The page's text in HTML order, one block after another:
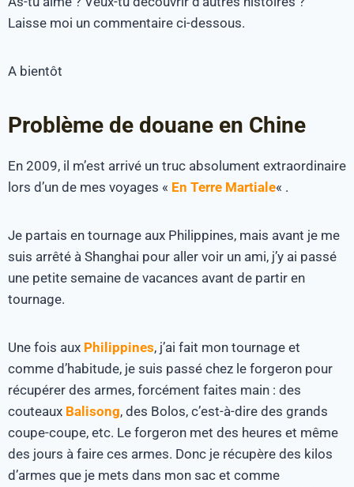
Laisse moi un commentaire ci-dessous.
A bientôt
Problème de douane en Chine
En 2009, il m’est arrivé un truc absolument extraordinaire
lors d’un de mes voyages « En Terre Martiale« .
Je partais en tournage aux Philippines, mais avant je me
suis arrêté à Shanghai pour aller voir un ami, j’y ai passé
une petite semaine de vacances avant de partir en
tournage.
Une fois aux Philippines, j’ai fait mon tournage et
comme d’habitude, je suis passé chez le forgeron pour
récupérer des armes, forcément faites main : des
couteaux Balisong, des Bolos, c’est-à-dire des grands
coupe-coupe, etc. Le forgeron met des heures et même
des jours à faire ces armes. Donc je récupère des kilos
d’armes que je mets dans mon sac et comme